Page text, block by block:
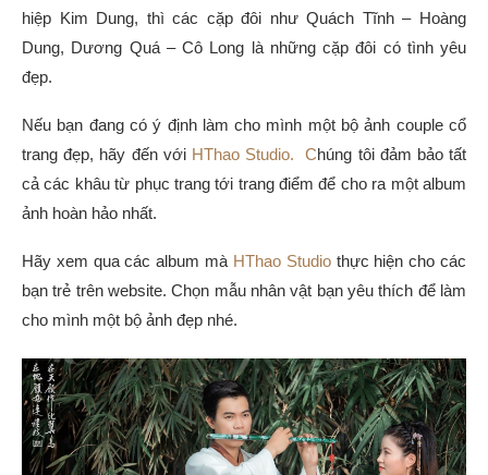
hiệp Kim Dung, thì các cặp đôi như Quách Tĩnh – Hoàng
Dung, Dương Quá – Cô Long là những cặp đôi có tình yêu
đẹp.
Nếu bạn đang có ý định làm cho mình một bộ ảnh couple cổ
trang đẹp, hãy đến với HThao Studio. Chúng tôi đảm bảo tất
cả các khâu từ phục trang tới trang điểm để cho ra một album
ảnh hoàn hảo nhất.
Hãy xem qua các album mà HThao Studiothực hiện cho các
bạn trẻ trên website. Chọn mẫu nhân vật bạn yêu thích để làm
cho mình một bộ ảnh đẹp nhé.